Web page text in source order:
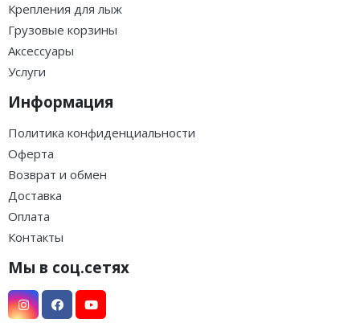
Крепления для лыж
Грузовые корзины
Аксессуары
Услуги
Информация
Политика конфиденциальности
Оферта
Возврат и обмен
Доставка
Оплата
Контакты
Мы в соц.сетях